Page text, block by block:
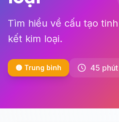
Tìm hiểu về cấu tạo
kết kim loại.
🟡 Trung bình 45 phút